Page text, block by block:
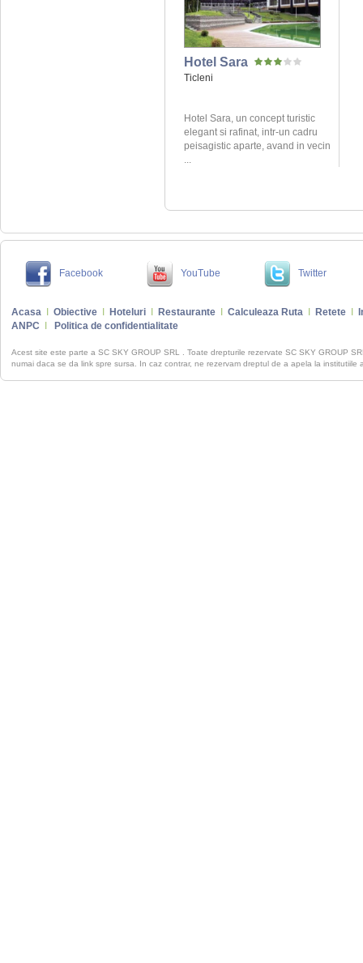
Hotel Sara
Ticleni
Hotel Sara, un concept turistic
elegant si rafinat, intr-un cadru
peisagistic aparte, avand in vecin
...
Facebook YouTube Twitter
Acasa Obiective Hoteluri Restaurante Calculeaza Ruta Retete
ANPC
Politica de confidentialitate
Acest site este parte a SC SKY GROUP SRL . Toate drepturile rezervate SC SKY GROUP
numai daca se da link spre sursa. In caz contrar, ne rezervam dreptul de a apela la institutiile